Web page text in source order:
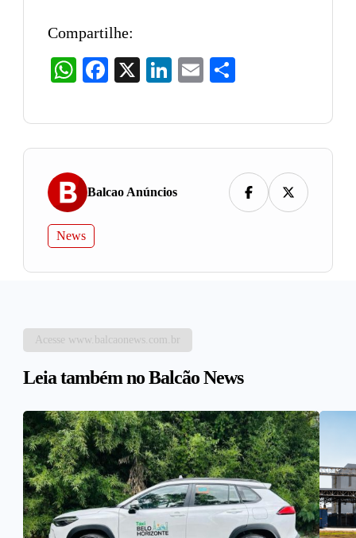
Compartilhe:
WhatsAppFacebook LinkedIn
Email
Balcao Anúncios
News
Acesse www.balcaonews.com.br
Leia também no Balcão News